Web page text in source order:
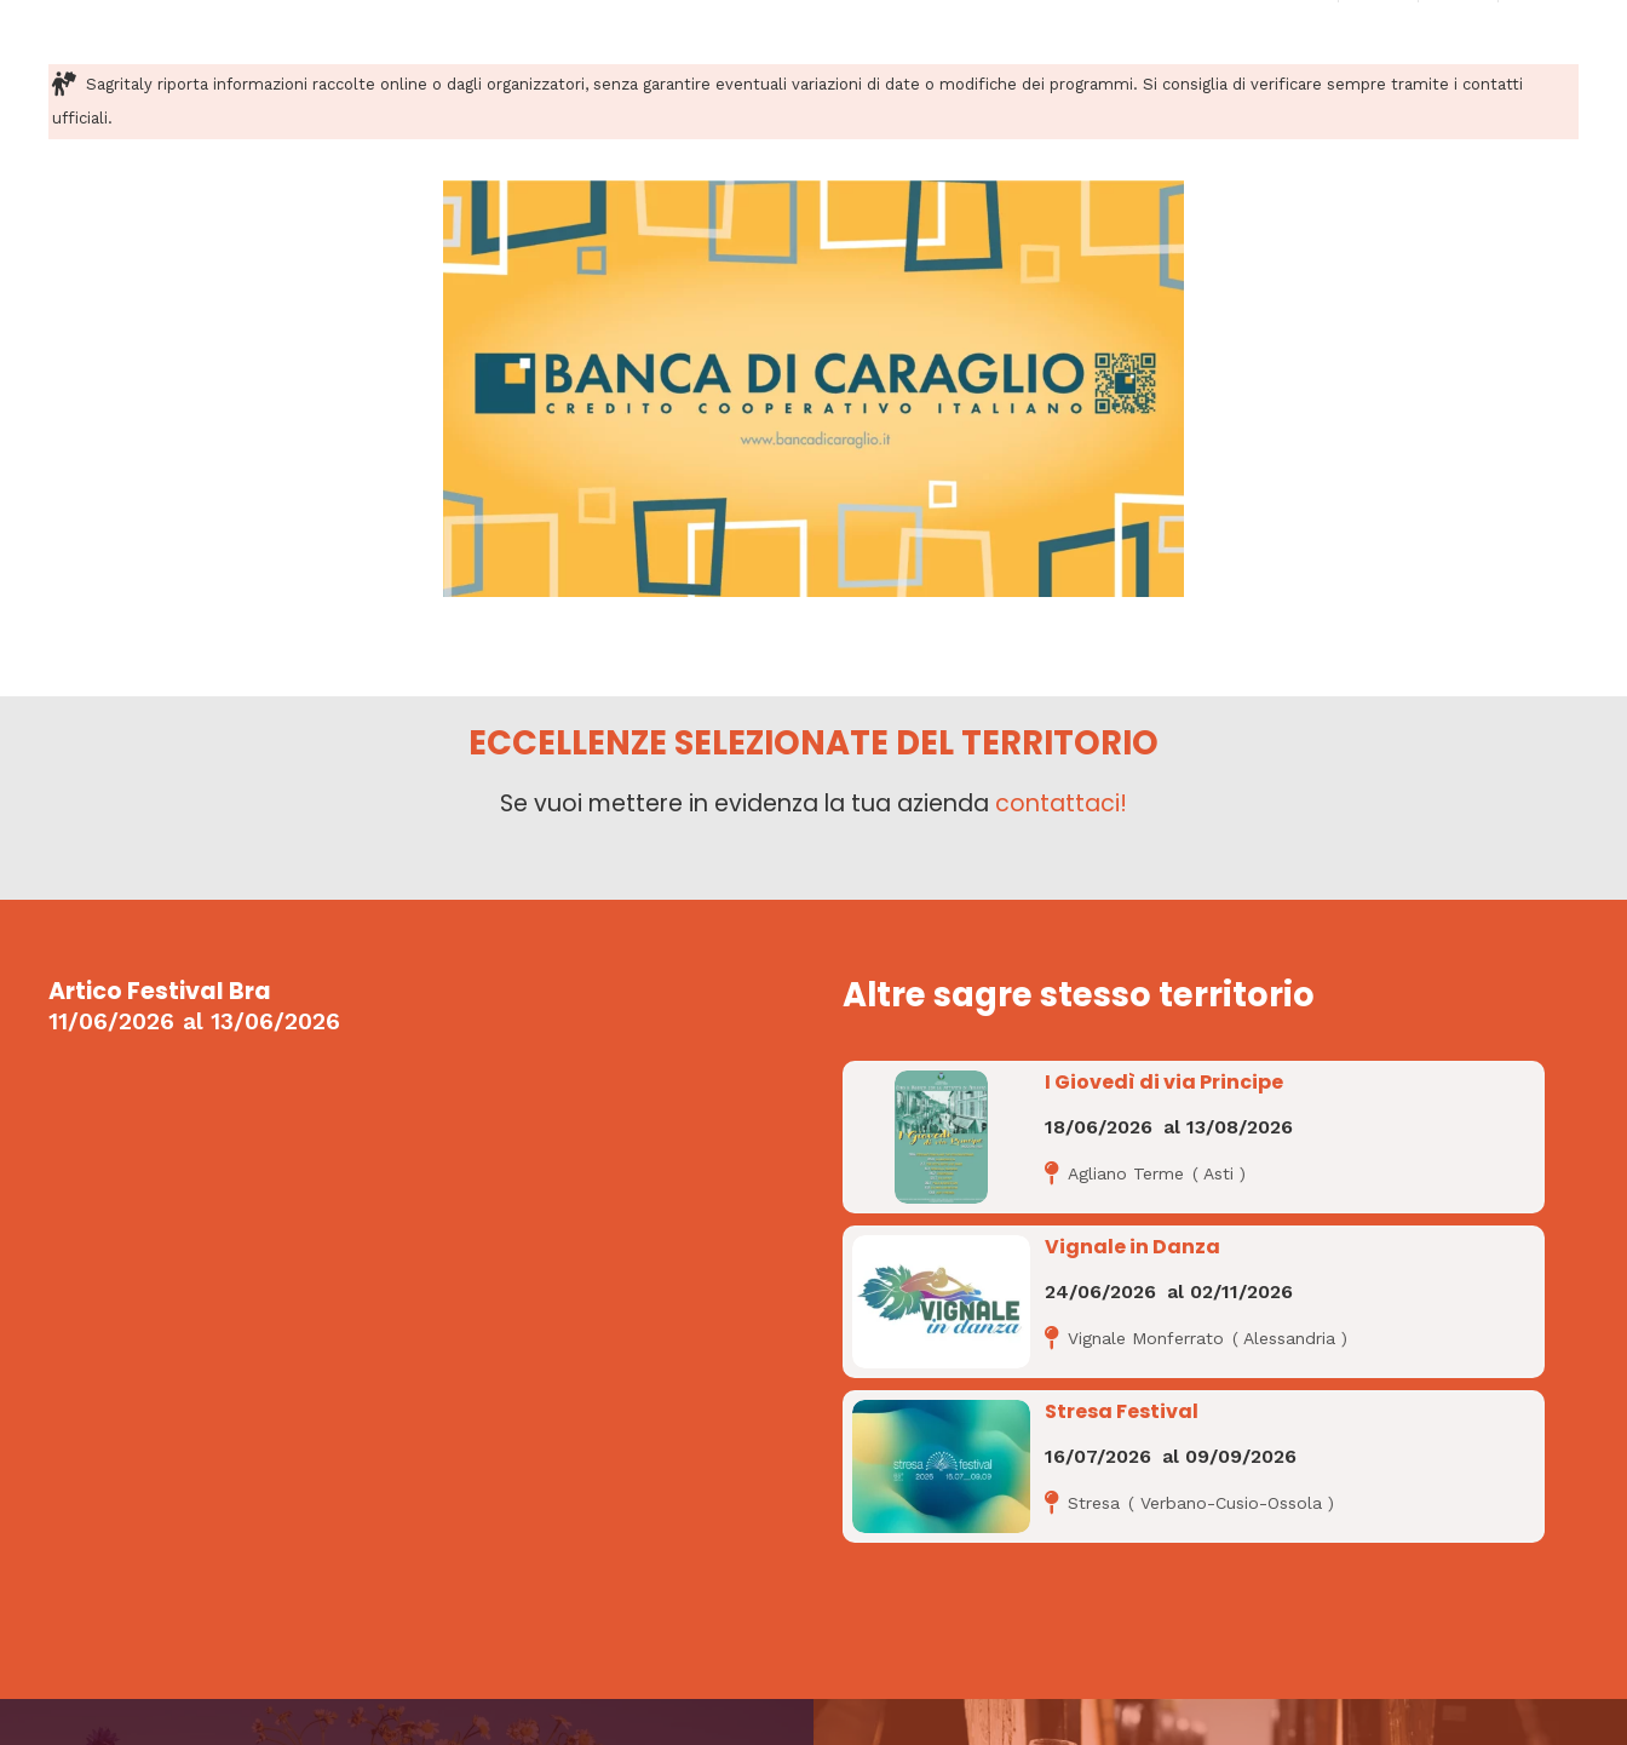
Sagritaly riporta informazioni raccolte online o dagli organizzatori, senza garantire eventuali variazioni di date o modifiche dei programmi. Si consiglia di verificare sempre tramite i contatti
ufficiali.
ECCELLENZE SELEZIONATE DEL TERRITORIO
Se vuoi mettere in evidenza la tua azienda contattaci!
Artico Festival Bra
11/06/2026 al 13/06/2026
Altre sagre stesso territorio
I Giovedì di via Principe
18/06/2026 al13/08/2026
Agliano Terme (Asti )
Vignale in Danza
24/06/2026 al 02/11/2026
Vignale Monferrato (Alessandria )
Stresa Festival
16/07/2026 al 09/09/2026
Stresa (Verbano-Cusio-Ossola )